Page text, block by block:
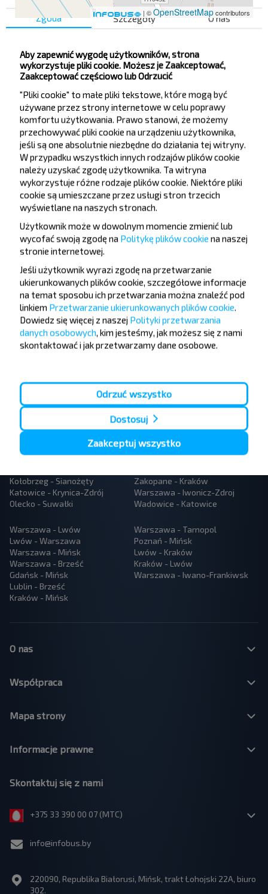
| ©OpenStreetMapcontributors
Турки
Chcesz
podróżować
taniej?
ofert od serwisu INFOBUS. Zapisz się do
newslettera i podróżuj z nami jeszcze taniej!
Zapisz się
Populární autobusové linky
Kraków - Katowice lotnisko
Katowice - Kraków
Kraków - Zakopane
Kołobrzeg - Sianożęty
Katowice - Krynica-Zdrój
Olecko - Suwałki
Warszawa - Mszczonow
Kołobrzeg - Niechorze
Kamien Pomorski - Pobierowo
Zakopane - Kraków
Warszawa - Iwonicz-Zdroj
Wadowice - Katowice
Warszawa - Lwów
Lwów - Warszawa
Warszawa - Mińsk
Warszawa - Brześć
Gdańsk - Mińsk
Lublin - Brześć
Kraków - Mińsk
Warszawa - Tarnopol
Poznań - Mińsk
Lwów - Kraków
Kraków - Lwów
Warszawa - Iwano-Frankiwsk
O nas
Współpraca
Mapa strony
Informacje prawne
Skontaktuj się z nami
+375 33 390 00 07 (МТС)
info@infobus.by
220090, Republika Białorusi, Mińsk, trakt Łohojski 22A, biuro
302.
Zgoda Szczegóły O nas
Aby zapewnić wygodę użytkowników, strona
wykorzystuje pliki cookie. Możesz je Zaakceptować,
Zaakceptować częściowo lub Odrzucić
"Pliki cookie" to małe pliki tekstowe, które mogą być
używane przez strony internetowe w celu poprawy
komfortu użytkowania. Prawo stanowi, że możemy
przechowywać pliki cookie na urządzeniu użytkownika,
jeśli są one absolutnie niezbędne do działania tej witryny.
W przypadku wszystkich innych rodzajów plików cookie
należy uzyskać zgodę użytkownika. Ta witryna
wykorzystuje różne rodzaje plików cookie. Niektóre pliki
cookie są umieszczane przez usługi stron trzecich
wyświetlane na naszych stronach.
Użytkownik może w dowolnym momencie zmienić lub
wycofać swoją zgodę na Politykę plików cookie na naszej
stronie internetowej.
Jeśli użytkownik wyrazi zgodę na przetwarzanie
ukierunkowanych plików cookie, szczegółowe informacje
na temat sposobu ich przetwarzania można znaleźć pod
linkiem Przetwarzanie ukierunkowanych plików cookie.
Dowiedz się więcej z naszej Polityki przetwarzania
danych osobowych, kim jesteśmy, jak możesz się z nami
skontaktować i jak przetwarzamy dane osobowe.
Odrzuć wszystko
Dostosuj
Zaakceptuj wszystko